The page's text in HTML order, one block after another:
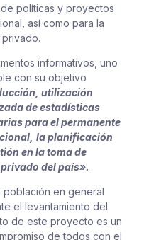
políticas y proyectos
así como para la
informativos, uno
con su objetivo
utilización
de estadísticas
para el permanente
la planificación
en la toma de
del país».
población en general
el levantamiento del
de este proyecto es un
de todos con el